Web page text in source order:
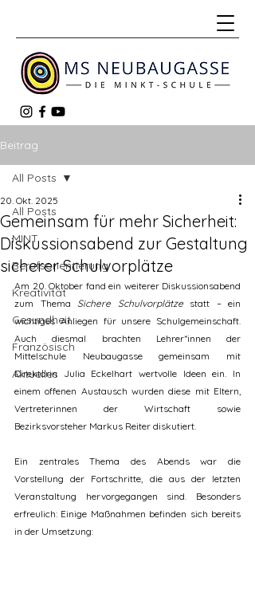
Beitrag
All Posts
MINT
Berufsorientierung
Kreativität
Gesundheit
Französisch
Aktuelles
All Posts
Gemeinsam für mehr Sicherheit:
Diskussionsabend zur Gestaltung
sicherer Schulvorplätze
20. Okt. 2025
Am 20. Oktober fand ein weiterer Diskussionsabend
zum Thema Sichere Schulvorplätze statt – ein
wichtiges Anliegen für unsere Schulgemeinschaft.
Auch diesmal brachten Lehrer*innen der
Mittelschule Neubaugasse gemeinsam mit
Direktorin Julia Eckelhart wertvolle Ideen ein. In
einem offenen Austausch wurden diese mit Eltern,
Vertreterinnen der Wirtschaft sowie
Bezirksvorsteher Markus Reiter diskutiert.
Ein zentrales Thema des Abends war die
Vorstellung der Fortschritte, die aus der letzten
Veranstaltung hervorgegangen sind. Besonders
erfreulich: Einige Maßnahmen befinden sich bereits
in der Umsetzung: